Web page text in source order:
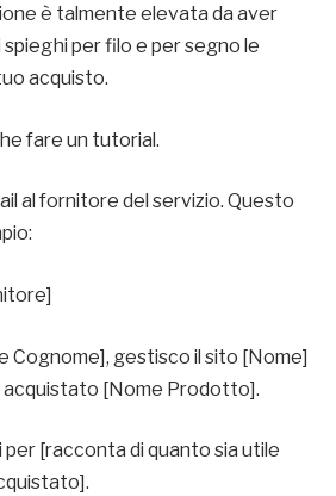
è talmente elevata da aver
per filo e per segno le
acquisto.
fare un tutorial.
al fornitore del servizio. Questo
Cognome], gestisco il sito [Nome]
[Nome Prodotto].
[racconta di quanto sia utile